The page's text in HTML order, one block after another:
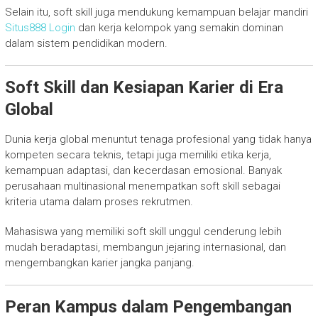
Selain itu, soft skill juga mendukung kemampuan belajar mandiri
Situs888 Login dan kerja kelompok yang semakin dominan
dalam sistem pendidikan modern.
Soft Skill dan Kesiapan Karier di Era
Global
Dunia kerja global menuntut tenaga profesional yang tidak hanya
kompeten secara teknis, tetapi juga memiliki etika kerja,
kemampuan adaptasi, dan kecerdasan emosional. Banyak
perusahaan multinasional menempatkan soft skill sebagai
kriteria utama dalam proses rekrutmen.
Mahasiswa yang memiliki soft skill unggul cenderung lebih
mudah beradaptasi, membangun jejaring internasional, dan
mengembangkan karier jangka panjang.
Peran Kampus dalam Pengembangan